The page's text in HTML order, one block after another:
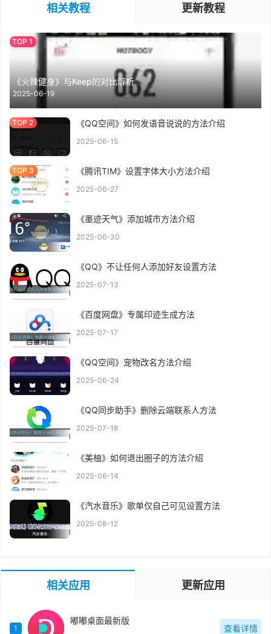
相关教程 更新教程
《火辣健身》与Keep的对比解析
2025-06-19
《QQ空间》如何发语音说说的方法介绍
2025-06-15
《腾讯TIM》设置字体大小方法介绍
2025-06-27
《墨迹天气》添加城市方法介绍
2025-06-30
《QQ》不让任何人添加好友设置方法
2025-07-13
《百度网盘》专属印迹生成方法
2025-07-17
《QQ空间》宠物改名方法介绍
2025-06-24
《QQ同步助手》删除云端联系人方法
2025-07-18
《美柚》如何退出圈子的方法介绍
2025-06-14
《汽水音乐》歌单仅自己可见设置方法
2025-08-12
相关应用 更新应用
1
嘟嘟桌面最新版
查看详情